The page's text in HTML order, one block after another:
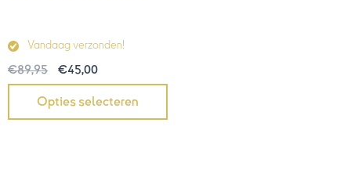
Vandaag verzonden!
€89,95 €45,00
Opties selecteren